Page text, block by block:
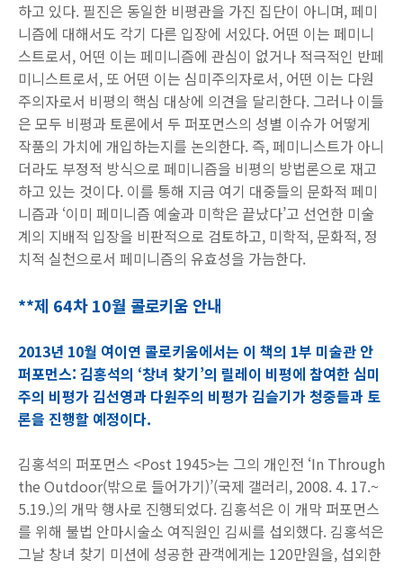
하고 있다. 필진은 동일한 비평관을 가진 집단이 아니며,페미
니즘에 대해서도 각기 다른 입장에 서있다. 어떤 이는 페미니
스트로서, 어떤 이는 페미니즘에 관심이 없거나 적극적인 반페
미니스트로서, 또 어떤 이는 심미주의자로서, 어떤 이는 다원
주의자로서 비평의 핵심 대상에 의견을 달리한다. 그러나 이들
은 모두 비평과 토론에서 두 퍼포먼스의 성별 이슈가 어떻게
작품의 가치에 개입하는지를 논의한다. 즉,페미니스트가 아니
더라도 부정적 방식으로 페미니즘을 비평의 방법론으로 재고
하고 있는 것이다. 이를 통해 지금 여기 대중들의 문화적 페미
니즘과 ‘이미 페미니즘 예술과 미학은 끝났다’고 선언한 미술
계의 지배적 입장을 비판적으로 검토하고, 미학적, 문화적, 정
치적 실천으로서 페미니즘의 유효성을 가늠한다.
**제 64차 10월 콜로키움 안내
2013년 10월 여이연 콜로키움에서는 이 책의 1부 미술관 안
퍼포먼스: 김홍석의 ‘창녀 찾기’의 릴레이 비평에 참여한 심미
주의 비평가 김선영과 다원주의 비평가 김슬기가 청중들과 토
론을 진행할 예정이다.
김홍석의 퍼포먼스 <Post 1945>는 그의 개인전 ‘In Through
the Outdoor(밖으로 들어가기)’(국제 갤러리, 2008. 4. 17.~
5.19.)의 개막 행사로 진행되었다.김홍석은 이 개막 퍼포먼스
를 위해 불법 안마시술소 여직원인 김씨를 섭외했다.김홍석은
그날 창녀 찾기 미션에 성공한 관객에게는 120만원을, 섭외한